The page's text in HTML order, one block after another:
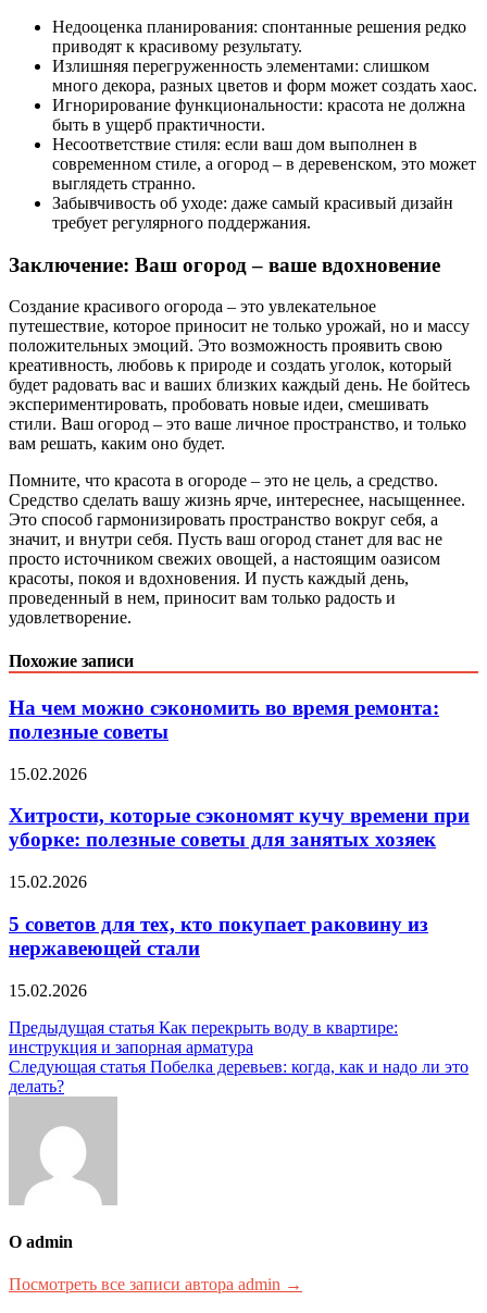
Недооценка планирования: спонтанные решения редко
приводят к красивому результату.
Излишняя перегруженность элементами: слишком
много декора, разных цветов и форм может создать хаос.
Игнорирование функциональности: красота не должна
быть в ущерб практичности.
Несоответствие стиля: если ваш дом выполнен в
современном стиле, а огород – в деревенском, это может
выглядеть странно.
Забывчивость об уходе: даже самый красивый дизайн
требует регулярного поддержания.
Заключение: Ваш огород – ваше вдохновение
Создание красивого огорода – это увлекательное
путешествие, которое приносит не только урожай, но и массу
положительных эмоций. Это возможность проявить свою
креативность, любовь к природе и создать уголок, который
будет радовать вас и ваших близких каждый день. Не бойтесь
экспериментировать, пробовать новые идеи, смешивать
стили. Ваш огород – это ваше личное пространство, и только
вам решать, каким оно будет.
Помните, что красота в огороде – это не цель, а средство.
Средство сделать вашу жизнь ярче, интереснее, насыщеннее.
Это способ гармонизировать пространство вокруг себя, а
значит, и внутри себя. Пусть ваш огород станет для вас не
просто источником свежих овощей, а настоящим оазисом
красоты, покоя и вдохновения. И пусть каждый день,
проведенный в нем, приносит вам только радость и
удовлетворение.
Похожие записи
На чем можно сэкономить во время ремонта:
полезные советы
15.02.2026
Хитрости, которые сэкономят кучу времени при
уборке: полезные советы для занятых хозяек
15.02.2026
5 советов для тех, кто покупает раковину из
нержавеющей стали
15.02.2026
Навигация
по
записям
Предыдущая статья Как перекрыть воду в квартире:
инструкция и запорная арматура
Следующая статья Побелка деревьев: когда, как и надо ли это
делать?
О admin
Посмотреть все записи автора admin →